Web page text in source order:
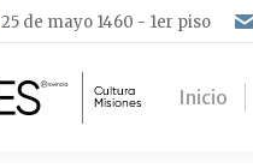
25 de mayo 1460 - 1er piso
Inicio